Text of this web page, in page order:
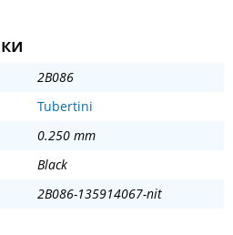
2B086
Tubertini
0.250 mm
Black
2B086-135914067-nit